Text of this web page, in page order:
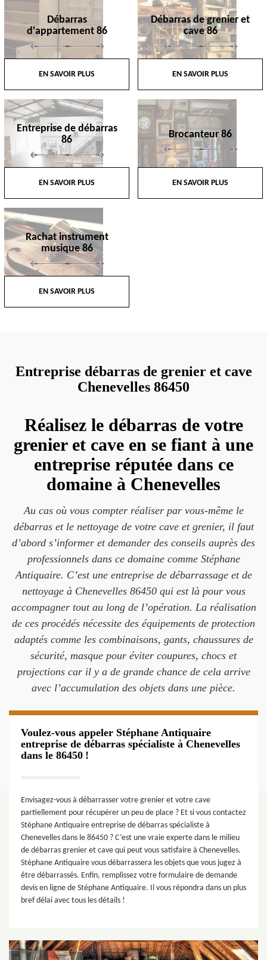
Débarras
d'appartement 86
EN SAVOIR PLUS
Débarras de grenier et
cave 86
EN SAVOIR PLUS
Entreprise de débarras
86
EN SAVOIR PLUS
Brocanteur 86
EN SAVOIR PLUS
Rachat instrument
musique 86
EN SAVOIR PLUS
Entreprise débarras de grenier et cave
Chenevelles 86450
Réalisez le débarras de votre
grenier et cave en se fiant à une
entreprise réputée dans ce
domaine à Chenevelles
Au cas où vous compter réaliser par vous-même le
débarras et le nettoyage de votre cave et grenier, il faut
d’abord s’informer et demander des conseils auprès des
professionnels dans ce domaine comme Stéphane
Antiquaire. C’est une entreprise de débarrassage et de
nettoyage à Chenevelles 86450 qui est là pour vous
accompagner tout au long de l’opération. La réalisation
de ces procédés nécessite des équipements de protection
adaptés comme les combinaisons, gants, chaussures de
sécurité, masque pour éviter coupures, chocs et
projections car il y a de grande chance de cela arrive
avec l’accumulation des objets dans une pièce.
Voulez-vous appeler Stéphane Antiquaire
entreprise de débarras spécialiste à Chenevelles
dans le 86450 !
Envisagez-vous à débarrasser votre grenier et votre cave
partiellement pour récupérer un peu de place ? Et si vous contactez
Stéphane Antiquaire entreprise de débarras spécialiste à
Chenevelles dans le 86450 ? C’est une vraie experte dans le milieu
de débarras grenier et cave qui peut vous satisfaire à Chenevelles.
Stéphane Antiquaire vous débarrassera les objets que vous jugez à
être débarrassés. Enfin, remplissez votre formulaire de demande
devis en ligne de Stéphane Antiquaire. Il vous répondra dans un plus
bref délai avec tous les détails !